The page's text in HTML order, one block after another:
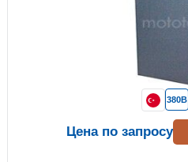
380В
Цена по запросу